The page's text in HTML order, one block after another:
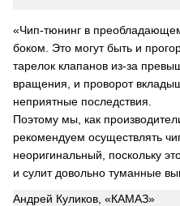
«Чип-тюнинг в
боком. Это могут быть и
тарелок клапанов из-за
вращения, и проворот
неприятные последствия.
Поэтому мы, как
рекомендуем осуществлять
неоригинальный, поскольку
и сулит довольно туманные
Андрей Куликов, «КАМАЗ»